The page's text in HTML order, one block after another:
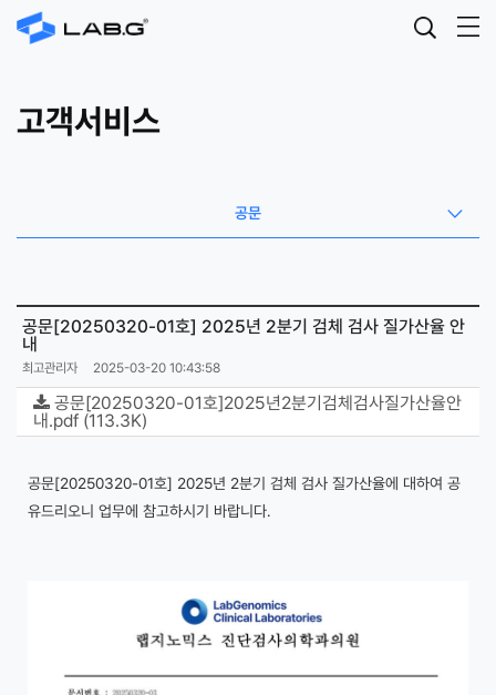
고객서비스
공문
공문[20250320-01호] 2025년 2분기 검체 검사 질가산율 안
내
최고관리자 2025-03-20 10:43:58
공문[20250320-01호]2025년2분기검체검사질가산율안
내.pdf (113.3K)
공문[20250320-01호] 2025년 2분기 검체 검사 질가산율에 대하여 공
유드리오니 업무에 참고하시기 바랍니다.